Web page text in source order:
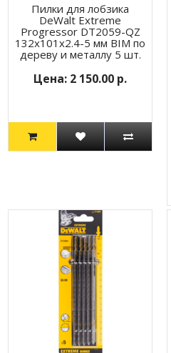
Пилки для лобзика
DeWalt Extreme
Progressor DT2059-QZ
132x101x2.4-5 мм BIM по
дереву и металлу 5 шт.
2 150.00 р.